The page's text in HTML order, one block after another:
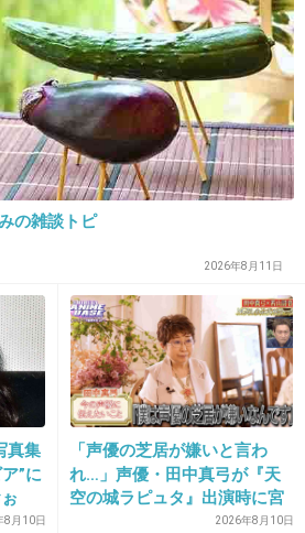
ージないんだけど（苦笑）
欅坂46で再びキス
“キスプリクラ”流出騒動が勃発した欅坂46
てしまった。グループオーディションに合格
度は辞退、紆余曲折を経てのメンバー加入
ス写真流出”が起きたのだ。現状、運営サイ
いうが……。
+60 -4
？
の雑談トピ
2026年8月11日
真集
”に
し
8月10日
「声優の芝居が嫌いと言わ
れ…」声優・田中真弓が『天
空の城ラピュタ』出演時に宮
崎駿監督から学んだ教訓明か
2026年8月10日